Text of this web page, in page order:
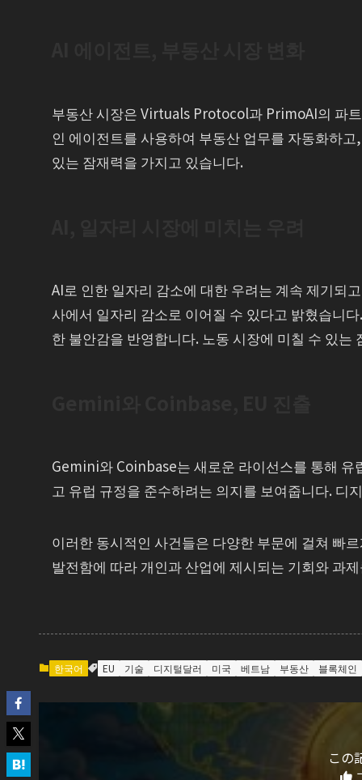
부동산 시장은 Virtuals Protocol과 PrimoAI의 파
인 에이전트를 사용하여 부동산 업무를 자동화하
있는 잠재력을 가지고 있습니다.
AI로 인한 일자리 감소에 대한 우려는 계속 제기되
사에서 일자리 감소로 이어질 수 있다고 밝혔습니
한 불안감을 반영합니다. 노동 시장에 미칠 수 있
Gemini와 Coinbase는 새로운 라이선스를 통해 유
고 유럽 규정을 준수하려는 의지를 보여줍니다. 디
이러한 동시적인 사건들은 다양한 부문에 걸쳐 빠
발전함에 따라 개인과 산업에 제시되는 기회와 과
한국어 EU 기술 디지털달러 미국 베트남 부동산 블록체인
この